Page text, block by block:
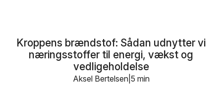
Kroppens brændstof: Sådan udnytter vi
næringsstoffer til energi, vækst og
vedligeholdelse
5 min
Aksel Bertelsen